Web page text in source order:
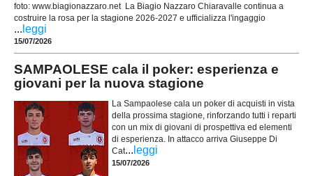
foto: www.biagionazzaro.net La Biagio Nazzaro Chiaravalle continua a
costruire la rosa per la stagione 2026-2027 e ufficializza l'ingaggio
... leggi
15/07/2026
SAMPAOLESE cala il poker: esperienza e
giovani per la nuova stagione
La Sampaolese cala un poker di acquisti in vista
della prossima stagione, rinforzando tutti i reparti
con un mix di giovani di prospettiva ed elementi
di esperienza. In attacco arriva Giuseppe Di
Cat... leggi
15/07/2026